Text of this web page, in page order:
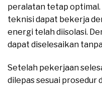
peralatan tetap optimal.
teknisi dapat bekerja
energi telah diisolasi.
dapat diselesaikan
Setelah pekerjaan
dilepas sesuai prosedur